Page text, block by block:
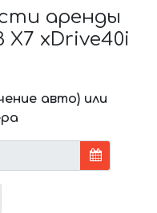
аренды
xDrive40i
авто) или